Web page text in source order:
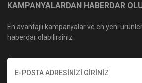
KAMPANYALARDAN HABERDAR
En avantajlı kampanyalar ve en yeni
haberdar olabilirsiniz.